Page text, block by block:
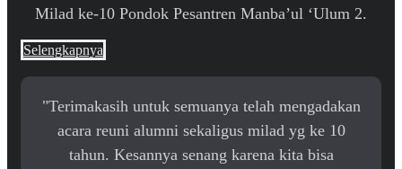
Milad ke-10 Pondok Pesantren Manba’ul ‘Ulum 2.
Selengkapnya
"Terimakasih untuk semuanya telah mengadakan
acara reuni alumni sekaligus milad yg ke 10
tahun. Kesannya senang karena kita bisa